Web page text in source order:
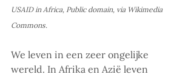
USAID in Africa, Public domain, via Wikimedia
Commons.
We leven in een zeer ongelijke
wereld. In Afrika en Azië leven